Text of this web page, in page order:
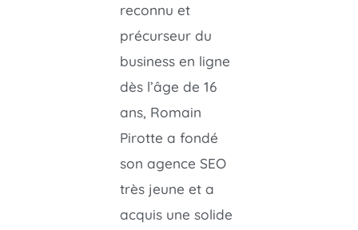
reconnu et
précurseur du
business en ligne
dès l’âge de 16
ans, Romain
Pirotte a fondé
son agence SEO
très jeune et a
acquis une solide